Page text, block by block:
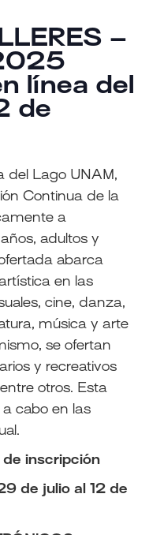
–
línea del
de
del Lago UNAM,
Continua de la
a
adultos y
abarca
en las
cine, danza,
música y arte
se ofertan
y recreativos
otros. Esta
cabo en las
inscripción
de julio al 12 de